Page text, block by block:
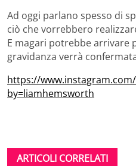
Ad oggi parlano spesso di
ciò che vorrebbero
E magari potrebbe arrivare
gravidanza verrà
https://www.instagram.com/
by=liamhemsworth
ARTICOLI CORRELATI